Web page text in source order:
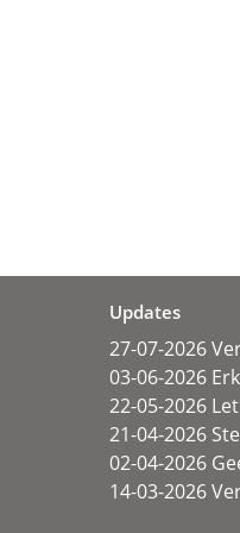
Updates
27-07-2026
03-06-2026
22-05-2026
21-04-2026
02-04-2026
14-03-2026